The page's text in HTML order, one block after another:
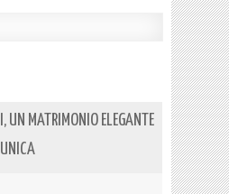
UN MATRIMONIO ELEGANTE